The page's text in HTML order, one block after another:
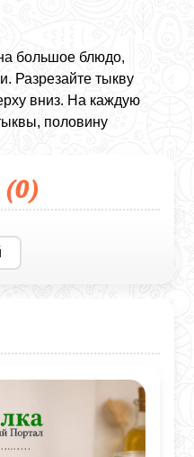
большое блюдо,
Разрезайте тыкву
вниз. На каждую
половину
(0)